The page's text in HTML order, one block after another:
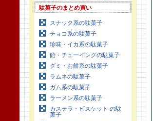
駄菓子のまとめ買い
スナック系の駄菓子
チョコ系の駄菓子
珍味・イカ系の駄菓子
飴・チューイングの駄菓子
グミ・お餅系の駄菓子
ラムネの駄菓子
ガム系の駄菓子
ラーメン系の駄菓子
カステラ・ビスケット の駄
菓子